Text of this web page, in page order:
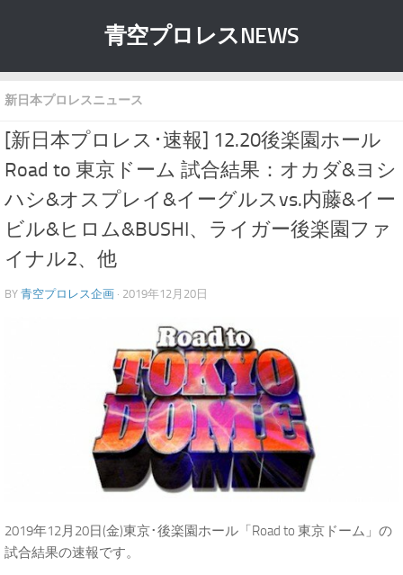
青空プロレスNEWS
新日本プロレスニュース
[新日本プロレス･速報] 12.20後楽園ホール
Road to 東京ドーム 試合結果：オカダ&ヨシ
ハシ&オスプレイ&イーグルスvs.内藤&イー
ビル&ヒロム&BUSHI、ライガー後楽園ファ
イナル2、他
BY 青空プロレス企画 · 2019年12月20日
2019年12月20日(金)東京･後楽園ホール「Road to 東京ドーム」の
試合結果の速報です。